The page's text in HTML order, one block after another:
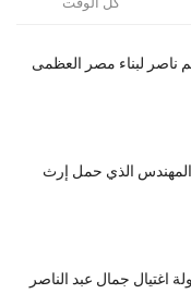
ناصر لبناء مصر العظمى
المهندس الذي حمل إرث
اغتيال جمال عبد الناصر